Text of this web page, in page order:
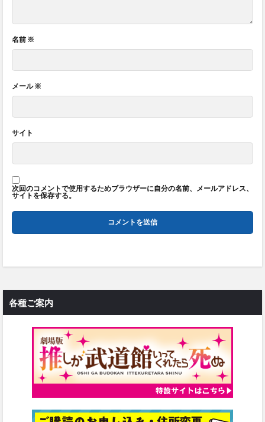
名前 ※
メール※
サイト
次回のコメントで使用するためブラウザーに自分の名前、メールアドレス、
サイトを保存する。
各種ご案内